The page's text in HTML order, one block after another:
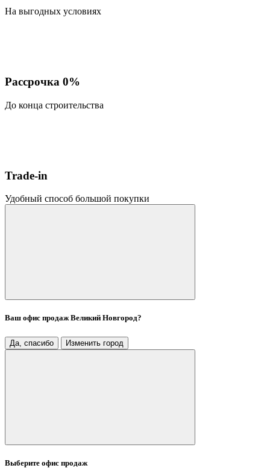
На выгодных условиях
Рассрочка 0%
До конца строительства
Trade-in
Удобный способ большой покупки
Ваш офис продажВеликий Новгород?
Да, спасибо Изменить город
Выберите офис продаж